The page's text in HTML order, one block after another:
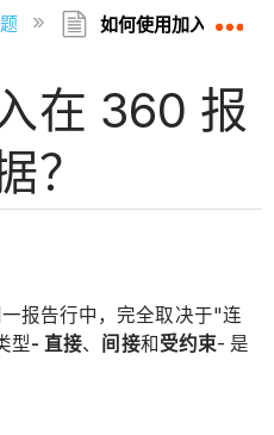
次 如何使用加入在 360
在 360 报
？
报告行中，完全取决于"连
型- 直接、 间接和 受约束- 是